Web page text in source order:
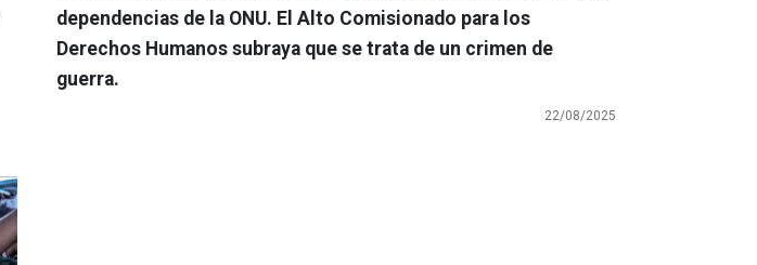
dependencias de la ONU. El Alto Comisionado para los
Derechos Humanos subraya que se trata de un crimen de
guerra.
22/08/2025